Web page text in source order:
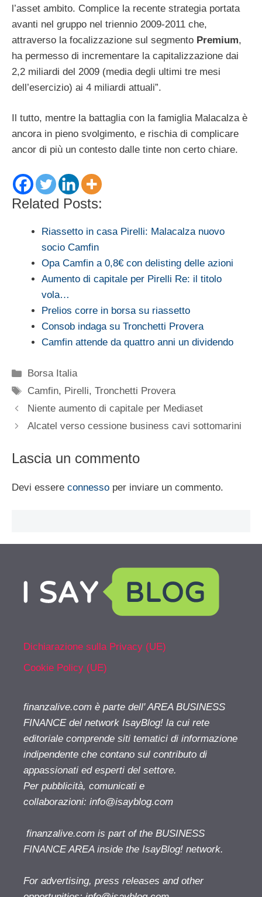
l’asset ambito. Complice la recente strategia portata
avanti nel gruppo nel triennio 2009-2011 che,
attraverso la focalizzazione sul segmento Premium,
ha permesso di incrementare la capitalizzazione dai
2,2 miliardi del 2009 (media degli ultimi tre mesi
dell’esercizio) ai 4 miliardi attuali”.
Il tutto, mentre la battaglia con la famiglia Malacalza è
ancora in pieno svolgimento, e rischia di complicare
ancor di più un contesto dalle tinte non certo chiare.
Related Posts:
Riassetto in casa Pirelli: Malacalza nuovo
socio Camfin
Opa Camfin a 0,8€ con delisting delle azioni
Aumento di capitale per Pirelli Re: il titolo
vola…
Prelios corre in borsa su riassetto
Consob indaga su Tronchetti Provera
Camfin attende da quattro anni un dividendo
Categorie
Borsa Italia
Tag
Camfin, Pirelli,Tronchetti Provera
Niente aumento di capitale per Mediaset
Alcatel verso cessione business cavi sottomarini
Lascia un commento
Devi essere connesso per inviare un commento.
Dichiarazione sulla Privacy (UE)
Cookie Policy (UE)
finanzalive.com è parte dell' AREA BUSINESS
FINANCE del network IsayBlog! la cui rete
editoriale comprende siti tematici di informazione
indipendente che contano sul contributo di
appassionati ed esperti del settore.
Per pubblicità, comunicati e
collaborazioni: info@isayblog.com
finanzalive.com is part of the BUSINESS
FINANCE AREA inside the IsayBlog! network.
For advertising, press releases and other